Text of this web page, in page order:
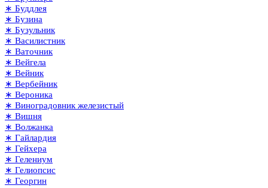
∗ Буддлея
∗ Бузина
∗ Бузульник
∗ Василистник
∗ Ваточник
∗ Вейгела
∗ Вейник
∗ Вербейник
∗ Вероника
∗ Виноградовник железистый
∗ Вишня
∗ Волжанка
∗ Гайлардия
∗ Гейхера
∗ Гелениум
∗ Гелиопсис
∗ Георгин